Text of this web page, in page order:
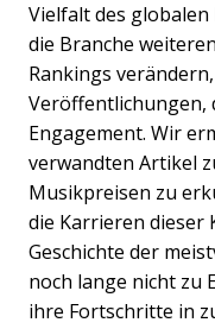
Vielfalt des
die Branche
Rankings
Veröffentlichungen,
Engagement. Wir
verwandten Artikel
Musikpreisen zu
die Karrieren dieser
Geschichte der
noch lange nicht zu
ihre Fortschritte in